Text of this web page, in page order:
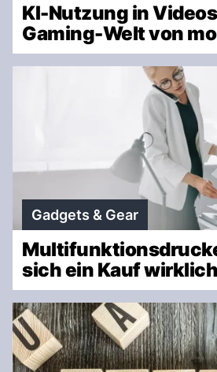
KI-Nutzung in
Gaming-Welt von
Gadgets & Gear
sich ein Kauf